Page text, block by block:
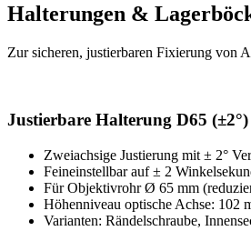
Halterungen &
Zur sicheren, justierbaren Fixierung von
Justierbare Halterung D65 (±2°)
Zweiachsige Justierung mit ± 2°
Feineinstellbar auf ± 2
Für Objektivrohr Ø 65 mm
Höhenniveau optische Achse: 102
Varianten: Rändelschraube,